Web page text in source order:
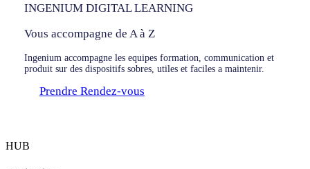
INGENIUM DIGITAL LEARNING
Vous accompagne de A à Z
Ingenium accompagne les equipes formation, communication et
produit sur des dispositifs sobres, utiles et faciles a maintenir.
Prendre Rendez-vous
HUB